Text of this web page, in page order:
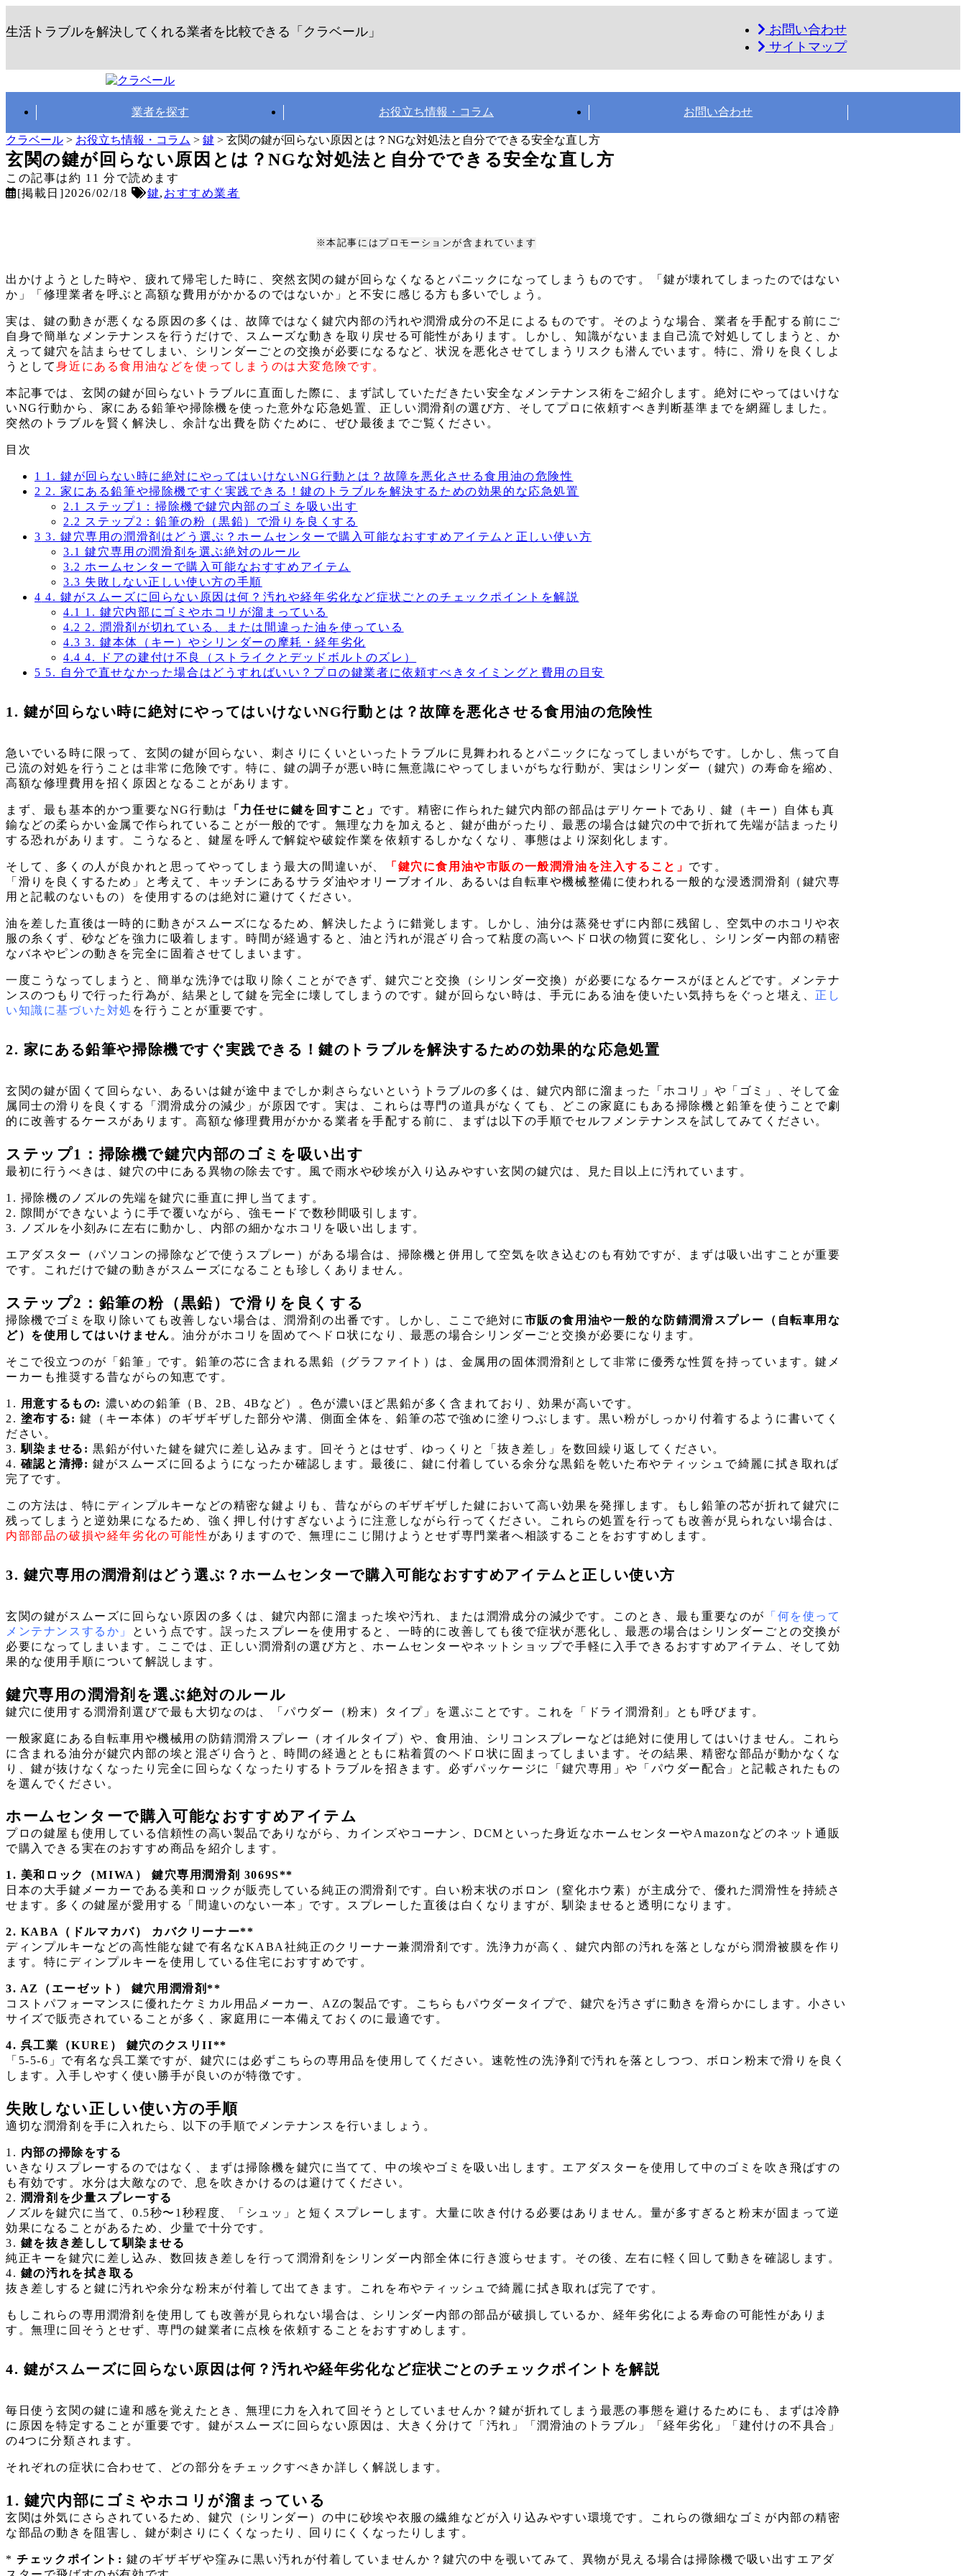
生活トラブルを解決してくれる業者を比較できる「クラベール」
お問い合わせ
サイトマップ
業者を探す お役立ち情報・コラム お問い合わせ
クラベール > お役立ち情報・コラム > 鍵 > 玄関の鍵が回らない原因とは？NGな対処法と自分でできる安全な直し方
玄関の鍵が回らない原因とは？NGな対処法と自分でできる安全な直し方
この記事は約 11 分で読めます
[掲載日]2026/02/18
鍵, おすすめ業者
※本記事にはプロモーションが含まれています
出かけようとした時や、疲れて帰宅した時に、突然玄関の鍵が回らなくなるとパニックになってしまうものです。「鍵が壊れてしまったのではない
か」「修理業者を呼ぶと高額な費用がかかるのではないか」と不安に感じる方も多いでしょう。
実は、鍵の動きが悪くなる原因の多くは、故障ではなく鍵穴内部の汚れや潤滑成分の不足によるものです。そのような場合、業者を手配する前にご
自身で簡単なメンテナンスを行うだけで、スムーズな動きを取り戻せる可能性があります。しかし、知識がないまま自己流で対処してしまうと、か
えって鍵穴を詰まらせてしまい、シリンダーごとの交換が必要になるなど、状況を悪化させてしまうリスクも潜んでいます。特に、滑りを良くしよ
うとして身近にある食用油などを使ってしまうのは大変危険です。
本記事では、玄関の鍵が回らないトラブルに直面した際に、まず試していただきたい安全なメンテナンス術をご紹介します。絶対にやってはいけな
いNG行動から、家にある鉛筆や掃除機を使った意外な応急処置、正しい潤滑剤の選び方、そしてプロに依頼すべき判断基準までを網羅しました。
突然のトラブルを賢く解決し、余計な出費を防ぐために、ぜひ最後までご覧ください。
目次
1
1. 鍵が回らない時に絶対にやってはいけないNG行動とは？故障を悪化させる食用油の危険性
2 2. 家にある鉛筆や掃除機ですぐ実践できる！鍵のトラブルを解決するための効果的な応急処置
2.1
ステップ1：掃除機で鍵穴内部のゴミを吸い出す
2.2 ステップ2：鉛筆の粉（黒鉛）で滑りを良くする
3 3. 鍵穴専用の潤滑剤はどう選ぶ？ホームセンターで購入可能なおすすめアイテムと正しい使い方
3.1 鍵穴専用の潤滑剤を選ぶ絶対のルール
3.2 ホームセンターで購入可能なおすすめアイテム
3.3 失敗しない正しい使い方の手順
4 4. 鍵がスムーズに回らない原因は何？汚れや経年劣化など症状ごとのチェックポイントを解説
4.1
1. 鍵穴内部にゴミやホコリが溜まっている
4.2 2. 潤滑剤が切れている、または間違った油を使っている
4.3 3. 鍵本体（キー）やシリンダーの摩耗・経年劣化
4.4 4. ドアの建付け不良（ストライクとデッドボルトのズレ）
5 5. 自分で直せなかった場合はどうすればいい？プロの鍵業者に依頼すべきタイミングと費用の目安
1. 鍵が回らない時に絶対にやってはいけないNG行動とは？故障を悪化させる食用油の危険性
急いでいる時に限って、玄関の鍵が回らない、刺さりにくいといったトラブルに見舞われるとパニックになってしまいがちです。しかし、焦って自
己流の対処を行うことは非常に危険です。特に、鍵の調子が悪い時に無意識にやってしまいがちな行動が、実はシリンダー（鍵穴）の寿命を縮め、
高額な修理費用を招く原因となることがあります。
まず、最も基本的かつ重要なNG行動は 「力任せに鍵を回すこと」 です。精密に作られた鍵穴内部の部品はデリケートであり、鍵（キー）自体も真
鍮などの柔らかい金属で作られていることが一般的です。無理な力を加えると、鍵が曲がったり、最悪の場合は鍵穴の中で折れて先端が詰まったり
する恐れがあります。こうなると、鍵屋を呼んで解錠や破錠作業を依頼するしかなくなり、事態はより深刻化します。
そして、多くの人が良かれと思ってやってしまう最大の間違いが、 「鍵穴に食用油や市販の一般潤滑油を注入すること」 です。
「滑りを良くするため」と考えて、キッチンにあるサラダ油やオリーブオイル、あるいは自転車や機械整備に使われる一般的な浸透潤滑剤（鍵穴専
用と記載のないもの）を使用するのは絶対に避けてください。
油を差した直後は一時的に動きがスムーズになるため、解決したように錯覚します。しかし、油分は蒸発せずに内部に残留し、空気中のホコリや衣
服の糸くず、砂などを強力に吸着します。時間が経過すると、油と汚れが混ざり合って粘度の高いヘドロ状の物質に変化し、シリンダー内部の精密
なバネやピンの動きを完全に固着させてしまいます。
一度こうなってしまうと、簡単な洗浄では取り除くことができず、鍵穴ごと交換（シリンダー交換）が必要になるケースがほとんどです。メンテナ
ンスのつもりで行った行為が、結果として鍵を完全に壊してしまうのです。鍵が回らない時は、手元にある油を使いたい気持ちをぐっと堪え、 正し
い知識に基づいた対処 を行うことが重要です。
2. 家にある鉛筆や掃除機ですぐ実践できる！鍵のトラブルを解決するための効果的な応急処置
玄関の鍵が固くて回らない、あるいは鍵が途中までしか刺さらないというトラブルの多くは、鍵穴内部に溜まった「ホコリ」や「ゴミ」、そして金
属同士の滑りを良くする「潤滑成分の減少」が原因です。実は、これらは専門の道具がなくても、どこの家庭にもある掃除機と鉛筆を使うことで劇
的に改善するケースがあります。高額な修理費用がかかる業者を手配する前に、まずは以下の手順でセルフメンテナンスを試してみてください。
ステップ1：掃除機で鍵穴内部のゴミを吸い出す
最初に行うべきは、鍵穴の中にある異物の除去です。風で雨水や砂埃が入り込みやすい玄関の鍵穴は、見た目以上に汚れています。
1. 掃除機のノズルの先端を鍵穴に垂直に押し当てます。
2. 隙間ができないように手で覆いながら、強モードで数秒間吸引します。
3. ノズルを小刻みに左右に動かし、内部の細かなホコリを吸い出します。
エアダスター（パソコンの掃除などで使うスプレー）がある場合は、掃除機と併用して空気を吹き込むのも有効ですが、まずは吸い出すことが重要
です。これだけで鍵の動きがスムーズになることも珍しくありません。
ステップ2：鉛筆の粉（黒鉛）で滑りを良くする
掃除機でゴミを取り除いても改善しない場合は、潤滑剤の出番です。しかし、ここで絶対に 市販の食用油や一般的な防錆潤滑スプレー（自転車用な
ど）を使用してはいけません 。油分がホコリを固めてヘドロ状になり、最悪の場合シリンダーごと交換が必要になります。
そこで役立つのが「鉛筆」です。鉛筆の芯に含まれる黒鉛（グラファイト）は、金属用の固体潤滑剤として非常に優秀な性質を持っています。鍵メ
ーカーも推奨する昔ながらの知恵です。
1. 用意するもの: 濃いめの鉛筆（B、2B、4Bなど）。色が濃いほど黒鉛が多く含まれており、効果が高いです。
2. 塗布する: 鍵（キー本体）のギザギザした部分や溝、側面全体を、鉛筆の芯で強めに塗りつぶします。黒い粉がしっかり付着するように書いてく
ださい。
3. 馴染ませる: 黒鉛が付いた鍵を鍵穴に差し込みます。回そうとはせず、ゆっくりと「抜き差し」を数回繰り返してください。
4. 確認と清掃: 鍵がスムーズに回るようになったか確認します。最後に、鍵に付着している余分な黒鉛を乾いた布やティッシュで綺麗に拭き取れば
完了です。
この方法は、特にディンプルキーなどの精密な鍵よりも、昔ながらのギザギザした鍵において高い効果を発揮します。もし鉛筆の芯が折れて鍵穴に
残ってしまうと逆効果になるため、強く押し付けすぎないように注意しながら行ってください。これらの処置を行っても改善が見られない場合は、
内部部品の破損や経年劣化の可能性 がありますので、無理にこじ開けようとせず専門業者へ相談することをおすすめします。
3. 鍵穴専用の潤滑剤はどう選ぶ？ホームセンターで購入可能なおすすめアイテムと正しい使い方
玄関の鍵がスムーズに回らない原因の多くは、鍵穴内部に溜まった埃や汚れ、または潤滑成分の減少です。このとき、最も重要なのが
「何を使って
メンテナンスするか」
という点です。誤ったスプレーを使用すると、一時的に改善しても後で症状が悪化し、最悪の場合はシリンダーごとの交換が
必要になってしまいます。ここでは、正しい潤滑剤の選び方と、ホームセンターやネットショップで手軽に入手できるおすすめアイテム、そして効
果的な使用手順について解説します。
鍵穴専用の潤滑剤を選ぶ絶対のルール
鍵穴に使用する潤滑剤選びで最も大切なのは、「パウダー（粉末）タイプ」を選ぶことです。これを「ドライ潤滑剤」とも呼びます。
一般家庭にある自転車用や機械用の防錆潤滑スプレー（オイルタイプ）や、食用油、シリコンスプレーなどは絶対に使用してはいけません。これら
に含まれる油分が鍵穴内部の埃と混ざり合うと、時間の経過とともに粘着質のヘドロ状に固まってしまいます。その結果、精密な部品が動かなくな
り、鍵が抜けなくなったり完全に回らなくなったりするトラブルを招きます。必ずパッケージに「鍵穴専用」や「パウダー配合」と記載されたもの
を選んでください。
ホームセンターで購入可能なおすすめアイテム
プロの鍵屋も使用している信頼性の高い製品でありながら、カインズやコーナン、DCMといった身近なホームセンターやAmazonなどのネット通販
で購入できる実在のおすすめ商品を紹介します。
1. 美和ロック（MIWA） 鍵穴専用潤滑剤 3069S**
日本の大手鍵メーカーである美和ロックが販売している純正の潤滑剤です。白い粉末状のボロン（窒化ホウ素）が主成分で、優れた潤滑性を持続さ
せます。多くの鍵屋が愛用する「間違いのない一本」です。スプレーした直後は白くなりますが、馴染ませると透明になります。
2. KABA（ドルマカバ） カバクリーナー**
ディンプルキーなどの高性能な鍵で有名なKABA社純正のクリーナー兼潤滑剤です。洗浄力が高く、鍵穴内部の汚れを落としながら潤滑被膜を作り
ます。特にディンプルキーを使用している住宅におすすめです。
3. AZ（エーゼット） 鍵穴用潤滑剤**
コストパフォーマンスに優れたケミカル用品メーカー、AZの製品です。こちらもパウダータイプで、鍵穴を汚さずに動きを滑らかにします。小さい
サイズで販売されていることが多く、家庭用に一本備えておくのに最適です。
4. 呉工業（KURE） 鍵穴のクスリII**
「5-5-6」で有名な呉工業ですが、鍵穴には必ずこちらの専用品を使用してください。速乾性の洗浄剤で汚れを落としつつ、ボロン粉末で滑りを良く
します。入手しやすく使い勝手が良いのが特徴です。
失敗しない正しい使い方の手順
適切な潤滑剤を手に入れたら、以下の手順でメンテナンスを行いましょう。
1. 内部の掃除をする
いきなりスプレーするのではなく、まずは掃除機を鍵穴に当てて、中の埃やゴミを吸い出します。エアダスターを使用して中のゴミを吹き飛ばすの
も有効です。水分は大敵なので、息を吹きかけるのは避けてください。
2. 潤滑剤を少量スプレーする
ノズルを鍵穴に当て、0.5秒〜1秒程度、「シュッ」と短くスプレーします。大量に吹き付ける必要はありません。量が多すぎると粉末が固まって逆
効果になることがあるため、少量で十分です。
3. 鍵を抜き差しして馴染ませる
純正キーを鍵穴に差し込み、数回抜き差しを行って潤滑剤をシリンダー内部全体に行き渡らせます。その後、左右に軽く回して動きを確認します。
4. 鍵の汚れを拭き取る
抜き差しすると鍵に汚れや余分な粉末が付着して出てきます。これを布やティッシュで綺麗に拭き取れば完了です。
もしこれらの専用潤滑剤を使用しても改善が見られない場合は、シリンダー内部の部品が破損しているか、経年劣化による寿命の可能性がありま
す。無理に回そうとせず、専門の鍵業者に点検を依頼することをおすすめします。
4. 鍵がスムーズに回らない原因は何？汚れや経年劣化など症状ごとのチェックポイントを解説
毎日使う玄関の鍵に違和感を覚えたとき、無理に力を入れて回そうとしていませんか？鍵が折れてしまう最悪の事態を避けるためにも、まずは冷静
に原因を特定することが重要です。鍵がスムーズに回らない原因は、大きく分けて「汚れ」「潤滑油のトラブル」「経年劣化」「建付けの不具合」
の4つに分類されます。
それぞれの症状に合わせて、どの部分をチェックすべきか詳しく解説します。
1. 鍵穴内部にゴミやホコリが溜まっている
玄関は外気にさらされているため、鍵穴（シリンダー）の中に砂埃や衣服の繊維などが入り込みやすい環境です。これらの微細なゴミが内部の精密
な部品の動きを阻害し、鍵が刺さりにくくなったり、回りにくくなったりします。
*チェックポイント: 鍵のギザギザや窪みに黒い汚れが付着していませんか？鍵穴の中を覗いてみて、異物が見える場合は掃除機で吸い出すエアダ